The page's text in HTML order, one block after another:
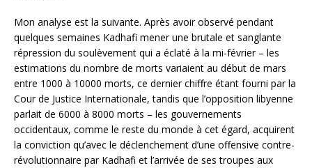
Mon analyse est la suivante. Après avoir observé pendant
quelques semaines Kadhafi mener une brutale et sanglante
répression du soulèvement qui a éclaté à la mi-février – les
estimations du nombre de morts variaient au début de mars
entre 1000 à 10000 morts, ce dernier chiffre étant fourni par la
Cour de Justice Internationale, tandis que l’opposition libyenne
parlait de 6000 à 8000 morts – les gouvernements
occidentaux, comme le reste du monde à cet égard, acquirent
la conviction qu’avec le déclenchement d’une offensive contre-
révolutionnaire par Kadhafi et l’arrivée de ses troupes aux